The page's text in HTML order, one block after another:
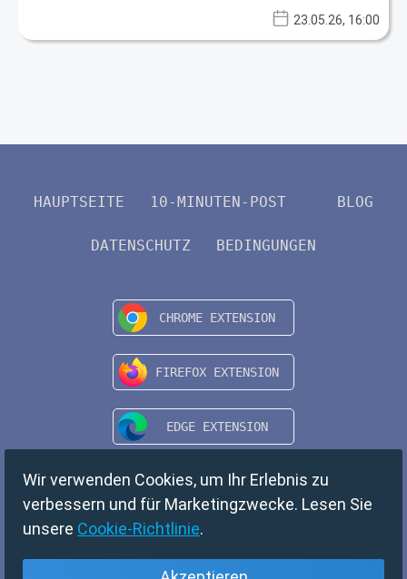
23.05.26, 16:00
HAUPTSEITE 10-MINUTEN-POST BLOG
DATENSCHUTZ BEDINGUNGEN
Wir verwenden Cookies, um Ihr Erlebnis zu
verbessern und für Marketingzwecke. Lesen Sie
unsere Cookie-Richtlinie.